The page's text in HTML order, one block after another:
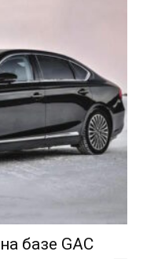
базе GAC